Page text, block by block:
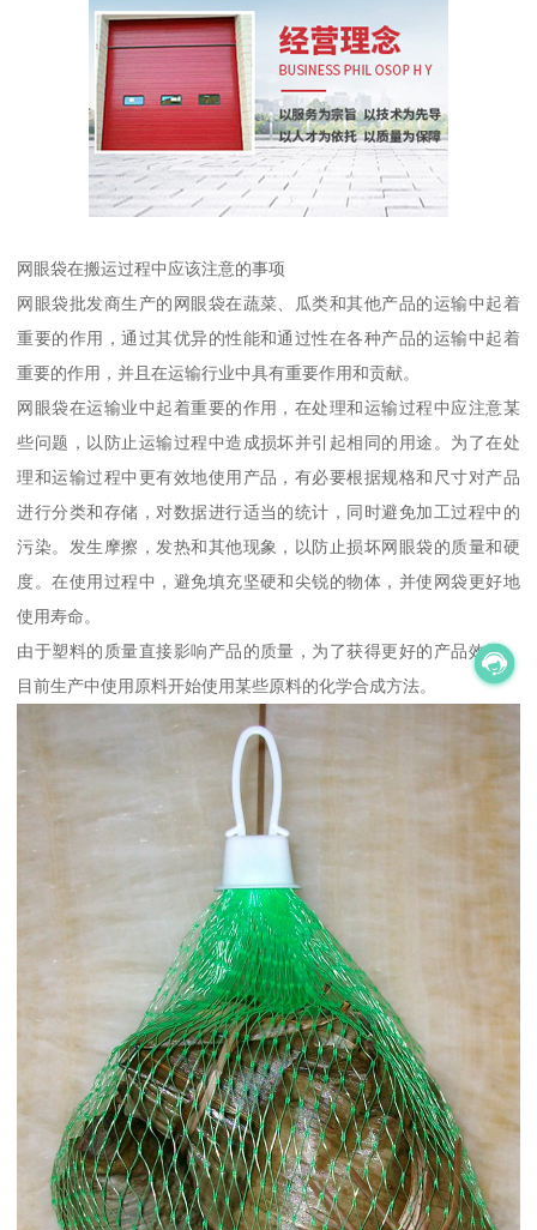
网眼袋在搬运过程中应该注意的事项
网眼袋批发商生产的网眼袋在蔬菜、瓜类和其他产品的运输中起着
重要的作用，通过其优异的性能和通过性在各种产品的运输中起着
重要的作用，并且在运输行业中具有重要作用和贡献。
网眼袋在运输业中起着重要的作用，在处理和运输过程中应注意某
些问题，以防止运输过程中造成损坏并引起相同的用途。为了在处
理和运输过程中更有效地使用产品，有必要根据规格和尺寸对产品
进行分类和存储，对数据进行适当的统计，同时避免加工过程中的
污染。发生摩擦，发热和其他现象，以防止损坏网眼袋的质量和硬
度。在使用过程中，避免填充坚硬和尖锐的物体，并使网袋更好地
使用寿命。
由于塑料的质量直接影响产品的质量，为了获得更好的产品效果，
目前生产中使用原料开始使用某些原料的化学合成方法。